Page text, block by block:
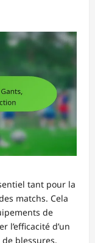
tant pour la
matchs. Cela
de
l’efficacité d’un
blessures.